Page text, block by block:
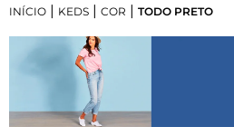
INÍCIO | KEDS | COR | TODO PRETO